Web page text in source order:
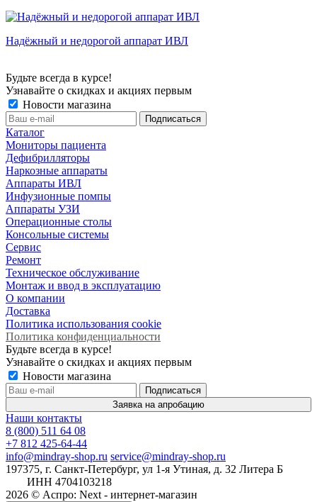
Надёжный и недорогой аппарат ИВЛ
Будьте всегда в курсе!
Узнавайте о скидках и акциях первым
Новости магазина
Каталог
Мониторы пациента
Дефибрилляторы
Наркозные аппараты
Аппараты ИВЛ
Инфузионные помпы
Аппараты УЗИ
Операционные столы
Консольные системы
Сервис
Ремонт
Техническое обслуживание
Монтаж и ввод в эксплуатацию
О компании
Доставка
Политика использования cookie
Политика конфиденциальности
Будьте всегда в курсе!
Узнавайте о скидках и акциях первым
Новости магазина
Заявка на апробацию
Наши контакты
8 (800) 511 64 08
+7 812 425-64-44
info@mindray-shop.ru service@mindray-shop.ru
197375, г. Санкт-Петербург, ул 1-я Утиная, д. 32 Литера Б
ИНН 4704103218
2026 © Аспро: Next - интернет-магазин